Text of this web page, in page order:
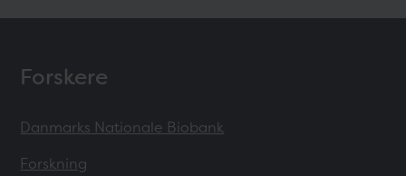
Forskere
Danmarks Nationale Biobank
Forskning